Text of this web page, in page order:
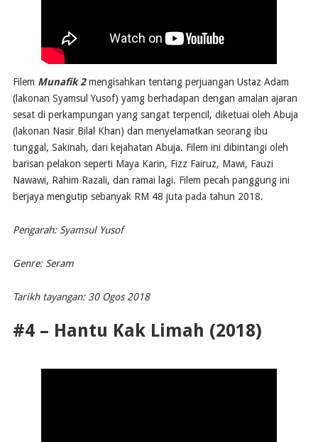
Filem Munafik 2mengisahkan tentang perjuangan Ustaz Adam
(lakonan Syamsul Yusof) yamg berhadapan dengan amalan ajaran
sesat di perkampungan yang sangat terpencil, diketuai oleh Abuja
(lakonan Nasir Bilal Khan) dan menyelamatkan seorang ibu
tunggal, Sakinah, dari kejahatan Abuja. Filem ini dibintangi oleh
barisan pelakon seperti Maya Karin, Fizz Fairuz, Mawi, Fauzi
Nawawi, Rahim Razali, dan ramai lagi. Filem pecah panggung ini
berjaya mengutip sebanyak RM 48 juta pada tahun 2018.
Pengarah: Syamsul Yusof
Genre: Seram
Tarikh tayangan: 30 Ogos 2018
#4 – Hantu Kak Limah (2018)